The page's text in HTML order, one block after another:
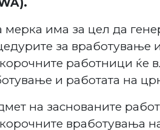
мерка има за цел да
за вработување
работници ќе
и работата на
на заснованите
вработувања